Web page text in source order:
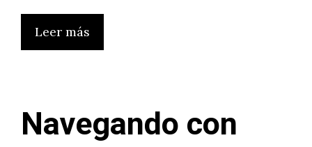
Leer más
Navegando con